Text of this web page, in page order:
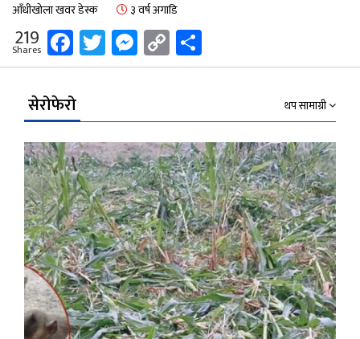
आँधीखोला खवर डेस्क ३ वर्ष अगाडि
219
Shares Facebook
Twitter
Messenger
Copy
Link
सेरोफेरो थप सामाग्री